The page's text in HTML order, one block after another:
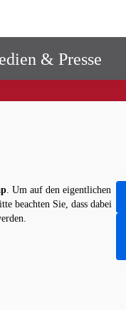
& Presse
. Um auf den eigentlichen
beachten Sie, dass dabei